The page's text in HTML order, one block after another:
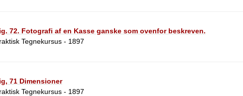
72. Fotografi af en Kasse ganske som ovenfor beskreven.
Tegnekursus - 1897
71 Dimensioner
Tegnekursus - 1897